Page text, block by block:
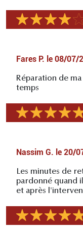
Fares P. le 08/07/
Réparation de
temps
Nassim G. le 20/
Les minutes de
pardonné quand
et après